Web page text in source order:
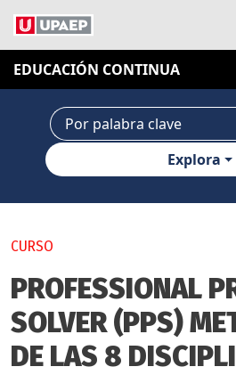
EDUCACIÓN CONTINUA
Explora
CURSO
PROFESSIONAL
SOLVER (PPS)
DE LAS 8